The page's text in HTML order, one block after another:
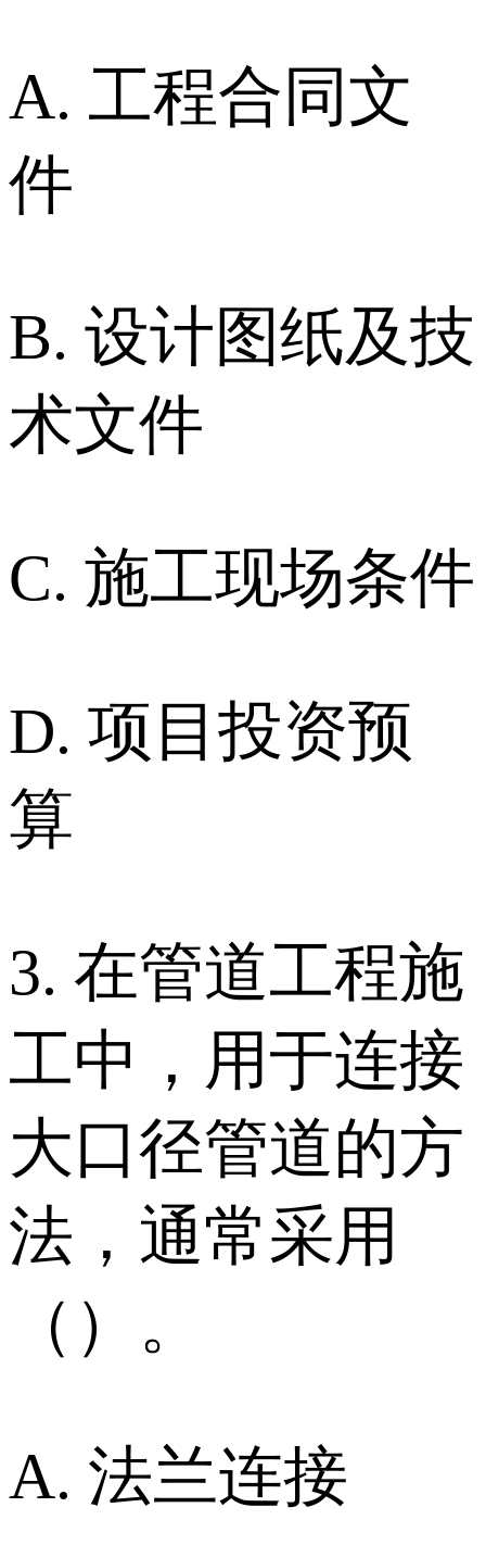
A. 工程合同文
件
B. 设计图纸及技
术文件
C. 施工现场条件
D. 项目投资预
算
3. 在管道工程施
工中，用于连接
大口径管道的方
法，通常采用
（）。
A. 法兰连接